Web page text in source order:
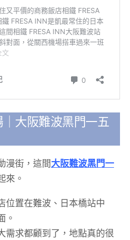
大阪難波黑門一五
漫街，這間大阪難波黑門一
來。
位置在難波、日本橋站中
。
需求都顧到了，地點真的很